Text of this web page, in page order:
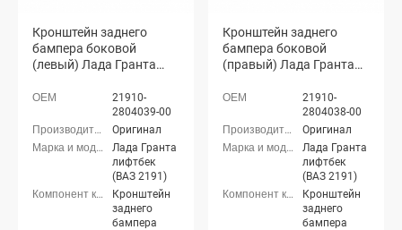
Кронштейн заднего
бампера боковой
(левый) Лада Гранта
21910-
2804039-00
Оригинал
Лада Гранта
лифтбек
(ВАЗ 2191)
Кронштейн
заднего
бампера
Кронштейн заднего
бампера боковой
(правый) Лада Гранта
21910-
2804038-00
Оригинал
Лада Гранта
лифтбек
(ВАЗ 2191)
Кронштейн
заднего
бампера